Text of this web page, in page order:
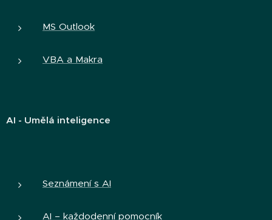
MS Outlook
VBA a Makra
AI - Umělá inteligence
Seznámení s AI
AI – každodenní pomocník